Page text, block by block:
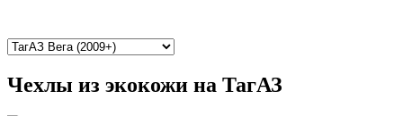
Чехлы из экокожи на ТагАЗ